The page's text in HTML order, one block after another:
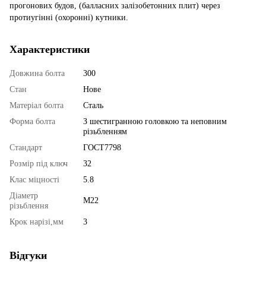
прогонових будов, (балласних залізобетонних плит) через
протиугінні (охоронні) кутники.
Характеристики
Довжина болта
300
Стан
Нове
Матеріал болта
Сталь
Форма болта
З шестигранною головкою та неповним
різьбленням
Стандарт
ГОСТ7798
Розмір під ключ
32
Клас міцності
5.8
Діаметр
різьблення
М22
Крок нарізі,мм 3
Відгуки